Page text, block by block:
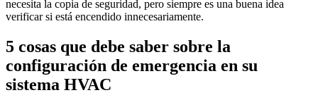
necesita la copia de seguridad, pero siempre es una buena idea
verificar si está encendido innecesariamente.
5 cosas que debe saber sobre la
configuración de emergencia en su
sistema HVAC